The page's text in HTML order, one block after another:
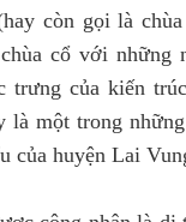
còn gọi là
cổ với những
trưng của kiến
là một trong
của huyện Lai